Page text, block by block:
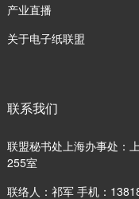
产业直播
关于电子纸联盟
联系我们
联盟秘书处上海办事处：
255室
联络人：祁军 手机：